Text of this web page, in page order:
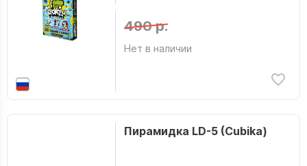
490 р.
Нет в наличии
Пирамидка LD-5 (Cubika)